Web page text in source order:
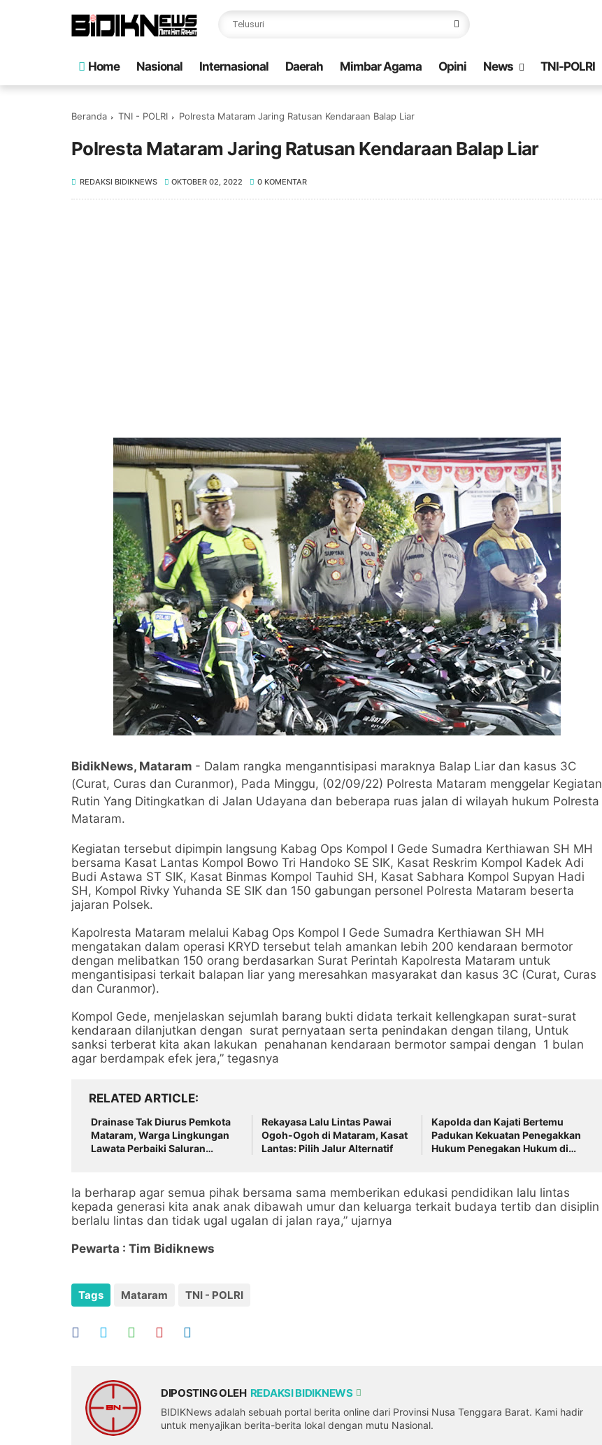
Home Nasional Internasional Daerah Mimbar Agama Opini News TNI-POLRI
Beranda TNI - POLRI Polresta Mataram Jaring Ratusan Kendaraan Balap Liar
Polresta Mataram Jaring Ratusan Kendaraan Balap Liar
REDAKSI BIDIKNEWS OKTOBER 02, 2022 0 KOMENTAR
BidikNews, Mataram - Dalam rangka menganntisipasi maraknya Balap Liar dan kasus 3C
(Curat, Curas dan Curanmor), Pada Minggu, (02/09/22) Polresta Mataram menggelar Kegiatan
Rutin Yang Ditingkatkan di Jalan Udayana dan beberapa ruas jalan di wilayah hukum Polresta
Mataram.
Kegiatan tersebut dipimpin langsung Kabag Ops Kompol I Gede Sumadra Kerthiawan SH MH
bersama Kasat Lantas Kompol Bowo Tri Handoko SE SIK, Kasat Reskrim Kompol Kadek Adi
Budi Astawa ST SIK, Kasat Binmas Kompol Tauhid SH, Kasat Sabhara Kompol Supyan Hadi
SH, Kompol Rivky Yuhanda SE SIK dan 150 gabungan personel Polresta Mataram beserta
jajaran Polsek.
Kapolresta Mataram melalui Kabag Ops Kompol I Gede Sumadra Kerthiawan SH MH
mengatakan dalam operasi KRYD tersebut telah amankan lebih 200 kendaraan bermotor
dengan melibatkan 150 orang berdasarkan Surat Perintah Kapolresta Mataram untuk
mengantisipasi terkait balapan liar yang meresahkan masyarakat dan kasus 3C (Curat, Curas
dan Curanmor).
Kompol Gede, menjelaskan sejumlah barang bukti didata terkait kellengkapan surat-surat
kendaraan dilanjutkan dengan surat pernyataan serta penindakan dengan tilang, Untuk
sanksi terberat kita akan lakukan penahanan kendaraan bermotor sampai dengan 1 bulan
agar berdampak efek jera,” tegasnya
RELATED ARTICLE
Drainase Tak Diurus Pemkota
Mataram, Warga Lingkungan
Lawata Perbaiki Saluran
Rekayasa Lalu Lintas Pawai
Ogoh-Ogoh di Mataram, Kasat
Lantas: Pilih Jalur Alternatif
Kapolda dan Kajati Bertemu
Padukan Kekuatan Penegakkan
Hukum Penegakan Hukum di
Ia berharap agar semua pihak bersama sama memberikan edukasi pendidikan lalu lintas
kepada generasi kita anak anak dibawah umur dan keluarga terkait budaya tertib dan disiplin
berlalu lintas dan tidak ugal ugalan di jalan raya,” ujarnya
Pewarta : Tim Bidiknews
Tags Mataram TNI - POLRI
DIPOSTING OLEH REDAKSI BIDIKNEWS
BIDIKNews adalah sebuah portal berita online dari Provinsi Nusa Tenggara Barat. Kami hadir
untuk menyajikan berita-berita lokal dengan mutu Nasional.